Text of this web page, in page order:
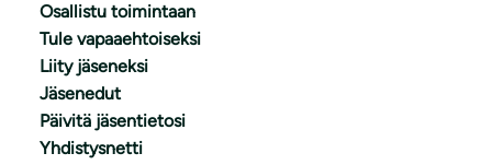
Osallistu toimintaan
Tule vapaaehtoiseksi
Liity jäseneksi
Jäsenedut
Päivitä jäsentietosi
Yhdistysnetti